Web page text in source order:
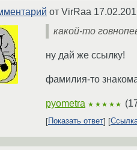
от VirRaa
какой-то
ну дай же ссылку!
фамилия-то
pyometra ★★★★★ (
Показать ответ